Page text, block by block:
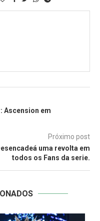
Ascension em
Próximo post
uma revolta em
todos os Fans da serie.